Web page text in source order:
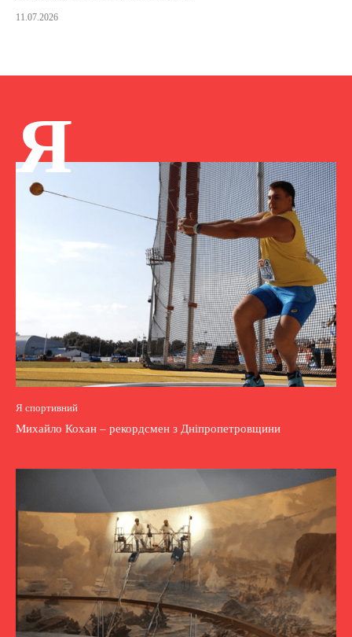
11.07.2026
Я
Я спортивний
Михайло Кохан – рекордсмен з Дніпропетровщини